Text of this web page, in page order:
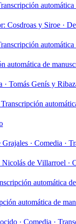
automática
Cosdroas y Siroe ·
automática
automática de
· Tomás Genís y
Transcripción
Grajales · Comedia ·
de Villarroel ·
automática
automática de
· Comedia ·